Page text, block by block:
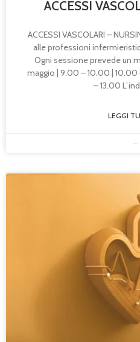
ACCESSI
ACCESSI VASCOLARI –
alle professioni
Ogni sessione prevede un
maggio | 9.00 – 10.00 | 10.00
– 13.00
LEGGI